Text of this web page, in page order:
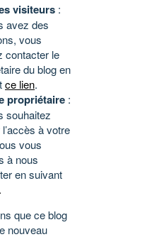
visiteurs :
avez des
vous
contacter le
du blog en
ce lien.
propriétaire :
souhaitez
à votre
vous
à nous
en suivant
.
que ce blog
nouveau